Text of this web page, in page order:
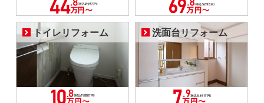
トイレリフォーム 洗面台リフォーム